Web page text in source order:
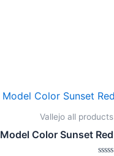
Vallejo all products
Model Color Sunset Red